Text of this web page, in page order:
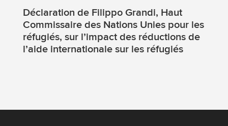
Déclaration de Filippo Grandi, Haut
Commissaire des Nations Unies pour les
réfugiés, sur l’impact des réductions de
l’aide internationale sur les réfugiés